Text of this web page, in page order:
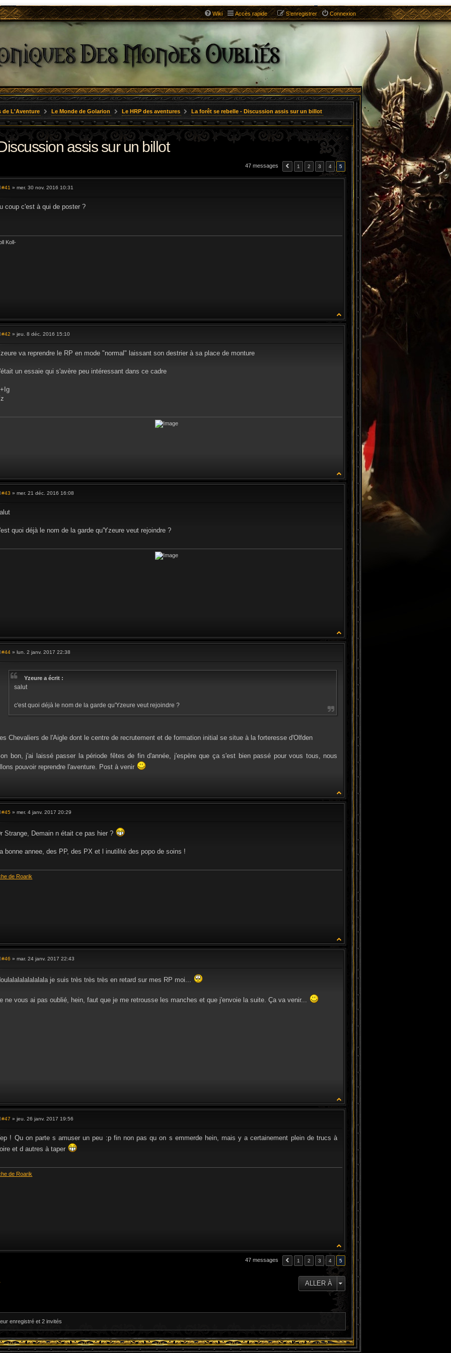
Wiki Accès rapide Connexion
S’enregistrer
de L'Aventure Le Monde de Golarion Le HRP des aventures La forêt se rebelle - Discussion assis sur un billot
assis sur un billot
47 messages 1 2 3 4 5
CITATION
s
#41 » mer. 30 nov. 2016 10:31
coup c'est à qui de poster ?
Koll-
e
s
g
e
#42 » jeu. 8 déc. 2016 15:10
va reprendre le RP en mode "normal" laissant son destrier à sa place de monture
un essaie qui s'avère peu intéressant dans ce cadre
CITATION
s
s
e
#43 » mer. 21 déc. 2016 16:08
quoi déjà le nom de la garde qu'Yzeure veut rejoindre ?
CITATION
e
#44 » lun. 2 janv. 2017 22:38
Yzeure a écrit :
salut
c'est quoi déjà le nom de la garde qu'Yzeure veut rejoindre ?
Chevaliers de l'Aigle dont le centre de recrutement et de formation initial se situe à la forteresse d'Olfden
bon, j'ai laissé passer la période fêtes de fin d'année, j'espère que ça s'est bien passé pour vous tous, nous
pouvoir reprendre l'aventure. Post à venir
CITATION
s
e
#45 » mer. 4 janv. 2017 20:29
Strange, Demain n était ce pas hier ?
bonne annee, des PP, des PX et l inutilité des popo de soins !
de Roarik
CITATION
e
s
e
#46 » mar. 24 janv. 2017 22:43
je suis très très très en retard sur mes RP moi...
ne vous ai pas oublié, hein, faut que je me retrousse les manches et que j'envoie la suite. Ça va venir...
CITATION
s
s
a
#47 » jeu. 26 janv. 2017 19:56
! Qu on parte s amuser un peu :p fin non pas qu on s emmerde hein, mais y a certainement plein de trucs à
et d autres à taper
de Roarik
47 messages 1 2 3 4 5
ALLER À
enregistré et 2 invités